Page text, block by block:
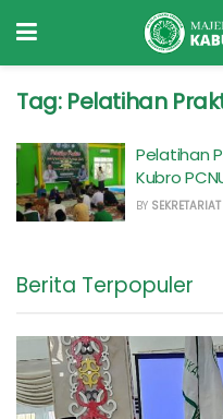
Tag: Pelatihan
Pelatihan
Kubro
BY
Berita Terpopuler